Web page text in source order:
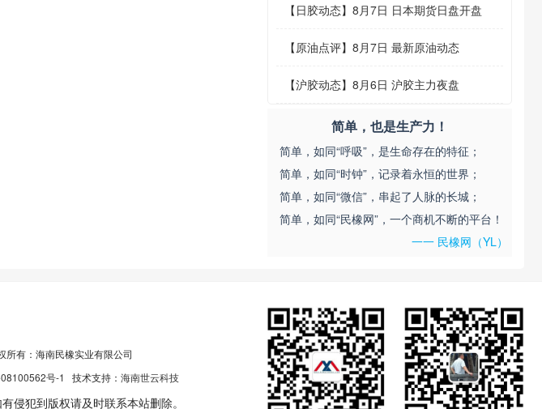
【 日胶动态】 8月7日 日本期货日盘开盘
【原油点评】 8月7日 最新原油动态
【沪胶动态】 8月6日 沪胶主力夜盘
简单，也是生产力！
简单，如同“呼吸”，是生命存在的特征；
简单，如同“时钟”，记录着永恒的世界；
简单，如同“微信”，串起了人脉的长城；
简单，如同“民橡网”，一个商机不断的平台！
一一 民橡网（YL）
有：海南民橡实业有限公司
号-1 技术支持： 海南世云科技
侵犯到版权请及时联系本站删除。